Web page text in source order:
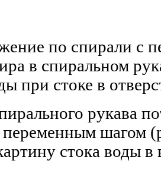
по спирали с
в спиральном
при стоке в
рукава
шагом
стока воды